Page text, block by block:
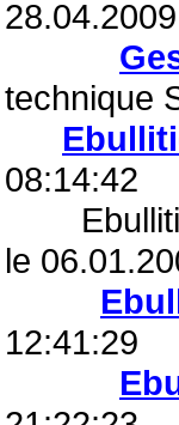
technique
08:14:42
le
12:41:29